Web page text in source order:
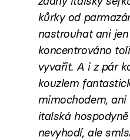
kůrky od
nastrouhat ani
koncentrováno
vyvařit. A i z pár
kouzlem
mimochodem, ani
italská
nevyhodí, ale